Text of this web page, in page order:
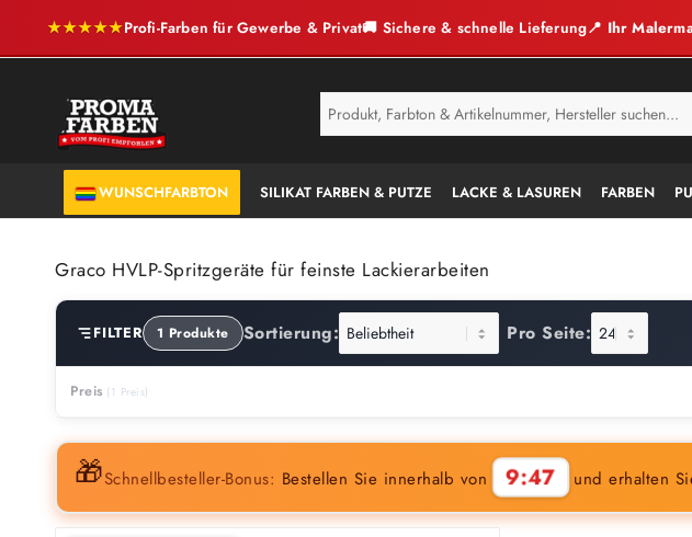
★★★★★Profi-Farben für Gewerbe & Privat🚚 Sichere & schnelle Lieferung📍 Ihr
SERVICE
ANTI-SCHIMMEL
WUNSCHFARBTON SILIKAT FARBEN & PUTZE LACKE & LASUREN FARBEN
Graco HVLP-Spritzgeräte für feinste Lackierarbeiten
FILTER 1 Produkte Sortierung: Pro Seite:
Preis
🎁Schnellbesteller-Bonus: Bestellen Sie innerhalb von 9:46 und erhalten